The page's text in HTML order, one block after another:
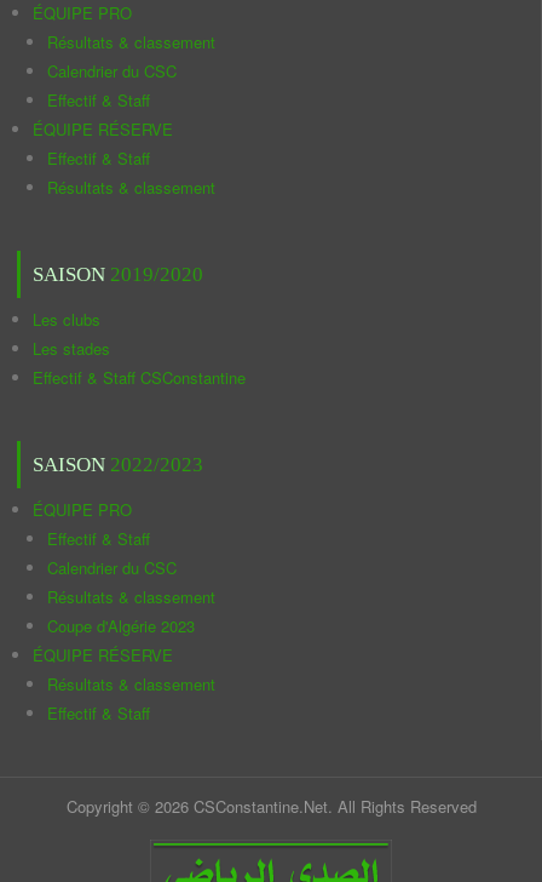
ÉQUIPE PRO
Résultats & classement
Calendrier du CSC
Effectif & Staff
ÉQUIPE RÉSERVE
Effectif & Staff
Résultats & classement
SAISON 2019/2020
Les clubs
Les stades
Effectif & Staff CSConstantine
SAISON 2022/2023
ÉQUIPE PRO
Effectif & Staff
Calendrier du CSC
Résultats & classement
Coupe d'Algérie 2023
ÉQUIPE RÉSERVE
Résultats & classement
Effectif & Staff
Copyright © 2026 CSConstantine.Net. All Rights Reserved